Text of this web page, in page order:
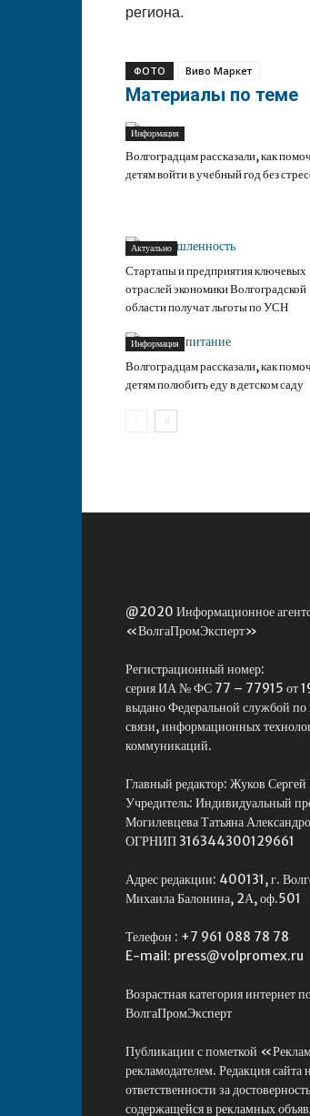
региона.
ФОТО Виво Маркет
Материалы по теме
Информация
Волгоградцам рассказали, как
детям войти в учебный год без
Актуально
Стартапы и предприятия ключевых
отраслей экономики Волгоградской
области получат льготы по УСН
Информация
Волгоградцам рассказали, как
детям полюбить еду в детском саду
@2020 Информационное
«ВолгаПромЭксперт»
Регистрационный номер:
серия ИА № ФС 77 – 77915 от
выдано Федеральной службой по
связи, информационных
коммуникаций.
Главный редактор: Жуков Сергей
Учредитель: Индивидуальный
Могилевцева Татьяна
ОГРНИП 316344300129661
Адрес редакции: 400131, г.
Михаила Балонина, 2А, оф.501
Телефон : +7 961 088 78 78
E-mail: press@volpromex.ru
Возрастная категория интернет
ВолгаПромЭксперт
Публикации с пометкой
рекламодателем. Редакция сайта
ответственности за
содержащейся в рекламных